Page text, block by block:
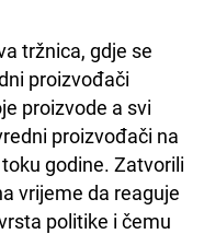
tržnica, gdje se
proizvođači
proizvode a svi
proizvođači na
godine. Zatvorili
vrijeme da reaguje
politike i čemu